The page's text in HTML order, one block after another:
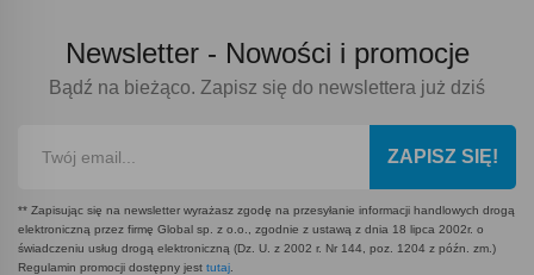
Newsletter - Nowości i promocje
Bądź na bieżąco. Zapisz się do newslettera już dziś
ZAPISZ SIĘ!
** Zapisując się na newsletter wyrażasz zgodę na przesyłanie informacji handlowych drogą
elektroniczną przez firmę Global sp. z o.o., zgodnie z ustawą z dnia 18 lipca 2002r. o
świadczeniu usług drogą elektroniczną (Dz. U. z 2002 r. Nr 144, poz. 1204 z późn. zm.)
Regulamin promocji dostępny jest tutaj.